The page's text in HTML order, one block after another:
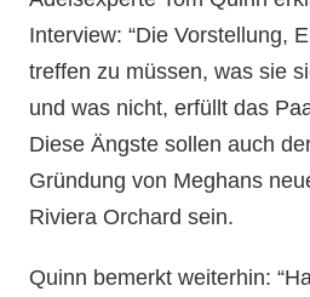
Interview: “Die Vorstellung,
treffen zu müssen, was sie
und was nicht, erfüllt das
Diese Ängste sollen auch
Gründung von Meghans
Riviera Orchard sein.
Quinn bemerkt weiterhin: